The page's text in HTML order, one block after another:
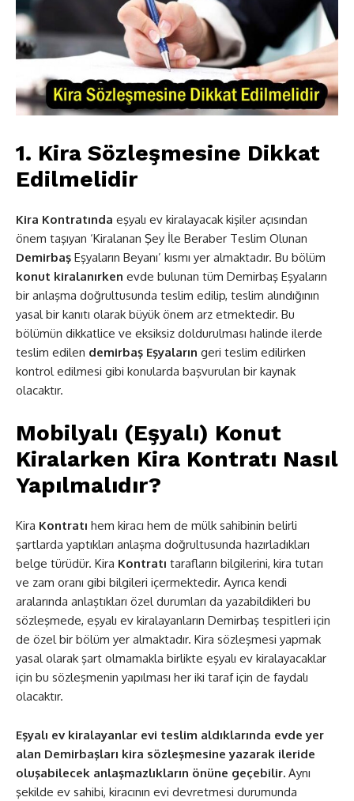
1. Kira Sözleşmesine Dikkat
Edilmelidir
Kira Kontratında eşyalı ev kiralayacak kişiler açısından
önem taşıyan ‘Kiralanan Şey İle Beraber Teslim Olunan
Demirbaş Eşyaların Beyanı’ kısmı yer almaktadır. Bu bölüm
konut kiralanırken evde bulunan tüm Demirbaş Eşyaların
bir anlaşma doğrultusunda teslim edilip, teslim alındığının
yasal bir kanıtı olarak büyük önem arz etmektedir. Bu
bölümün dikkatlice ve eksiksiz doldurulması halinde ilerde
teslim edilen demirbaş Eşyaların geri teslim edilirken
kontrol edilmesi gibi konularda başvurulan bir kaynak
olacaktır.
Mobilyalı (Eşyalı) Konut
Kiralarken Kira Kontratı Nasıl
Yapılmalıdır?
Kira Kontratı hem kiracı hem de mülk sahibinin belirli
şartlarda yaptıkları anlaşma doğrultusunda hazırladıkları
belge türüdür. Kira Kontratı tarafların bilgilerini, kira tutarı
ve zam oranı gibi bilgileri içermektedir. Ayrıca kendi
aralarında anlaştıkları özel durumları da yazabildikleri bu
sözleşmede, eşyalı ev kiralayanların Demirbaş tespitleri için
de özel bir bölüm yer almaktadır. Kira sözleşmesi yapmak
yasal olarak şart olmamakla birlikte eşyalı ev kiralayacaklar
için bu sözleşmenin yapılması her iki taraf için de faydalı
olacaktır.
Eşyalı ev kiralayanlar evi teslim aldıklarında evde yer
alan Demirbaşları kira sözleşmesine yazarak ileride
oluşabilecek anlaşmazlıkların önüne geçebilir. Aynı
şekilde ev sahibi, kiracının evi devretmesi durumunda